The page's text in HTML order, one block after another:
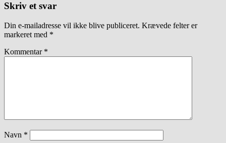
Skriv et svar
Din e-mailadresse vil ikke blive publiceret. Krævede felter er
markeret med *
Kommentar *
Navn *